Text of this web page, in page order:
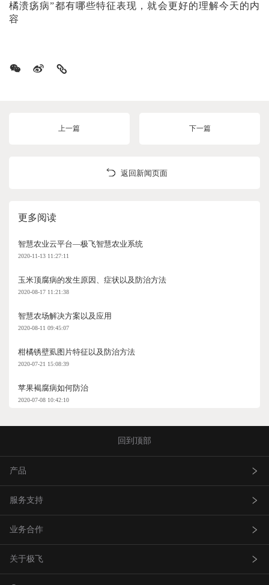
橘溃疡病”都有哪些特征表现，就会更好的理解今天的内
容
上一篇 下一篇
返回新闻页面
更多阅读
智慧农业云平台—极飞智慧农业系统
2020-11-13 11:27:11
玉米顶腐病的发生原因、症状以及防治方法
2020-08-17 11:21:38
智慧农场解决方案以及应用
2020-08-11 09:45:07
柑橘锈壁虱图片特征以及防治方法
2020-07-21 15:08:39
苹果褐腐病如何防治
2020-07-08 10:42:10
回到顶部
产品
农业无人飞机
农业无人车
农机自驾仪
服务支持
极飞服务
极飞学园
业务合作
查找网点(资质验证）
关于极飞